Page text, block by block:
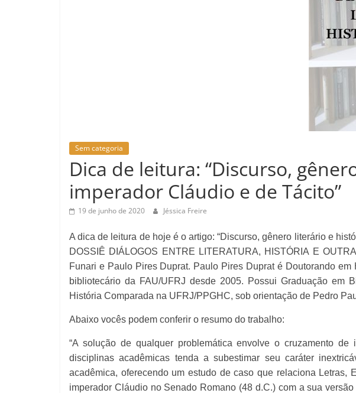
Sem categoria
Dica de leitura: “Discurso,
imperador Cláudio e de Tácito”
19 de junho de 2020 Jéssica Freire
A dica de leitura de hoje é o artigo: “Discurso, gênero literário e
DOSSIÊ DIÁLOGOS ENTRE LITERATURA, HISTÓRIA E
Funari e Paulo Pires Duprat. Paulo Pires Duprat é Doutorando em
bibliotecário da FAU/UFRJ desde 2005. Possui Graduação em
História Comparada na UFRJ/PPGHC, sob orientação de Pedro
Abaixo vocês podem conferir o resumo do trabalho:
“A solução de qualquer problemática envolve o cruzamento
disciplinas acadêmicas tenda a subestimar seu caráter
acadêmica, oferecendo um estudo de caso que relaciona Letras,
imperador Cláudio no Senado Romano (48 d.C.) com a sua